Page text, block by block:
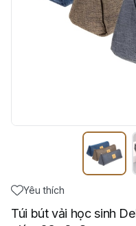
Yêu thích
Túi bút vải học sinh